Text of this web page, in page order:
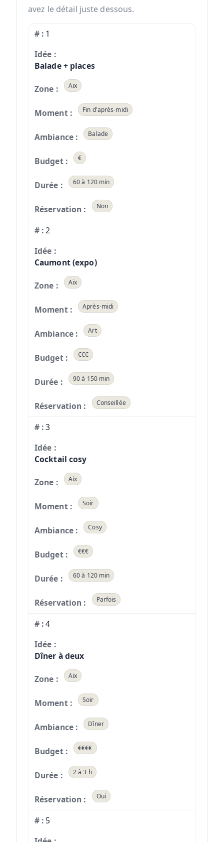
avez le détail juste dessous.
1
Balade + places
Aix
Fin d'après-midi
Balade
€
60 à 120 min
Non
2
Caumont (expo)
Aix
Après-midi
Art
€€€
90 à 150 min
Conseillée
3
Cocktail cosy
Aix
Soir
Cosy
€€€
60 à 120 min
Parfois
4
Dîner à deux
Aix
Soir
Dîner
€€€€
2 à 3 h
Oui
5